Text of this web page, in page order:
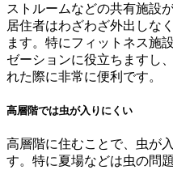
ストルームなどの共有施設
居住者はわざわざ外出しな
ます。特にフィットネス施
ゼーションに役立ちますし
れた際に非常に便利です。
高層階では虫が入りにくい
高層階に住むことで、虫が
す。特に夏場などは虫の問